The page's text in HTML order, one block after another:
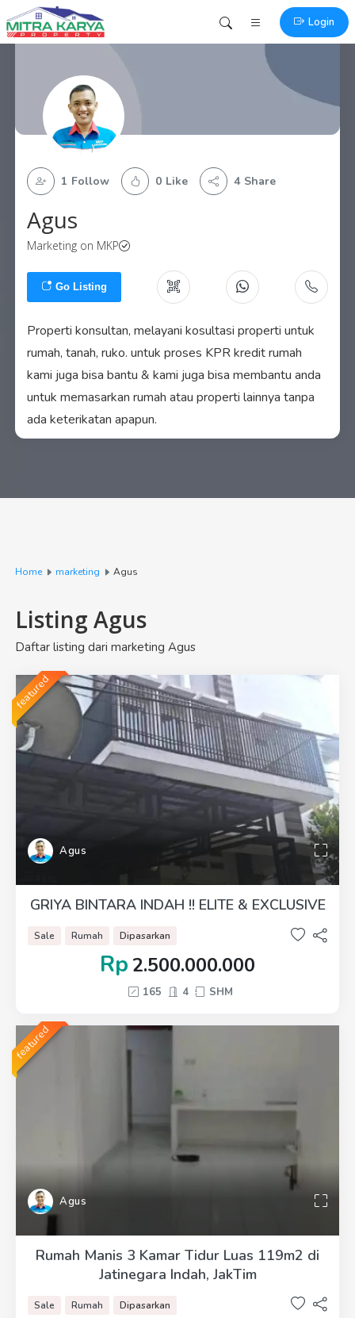
Login
1 Follow 0 Like 4 Share
Agus
Marketing on MKP
Go Listing
Properti konsultan, melayani kosultasi properti untuk
rumah, tanah, ruko. untuk proses KPR kredit rumah
kami juga bisa bantu & kami juga bisa membantu anda
untuk memasarkan rumah atau properti lainnya tanpa
ada keterikatan apapun.
Home marketing Agus
Listing Agus
Daftar listing dari marketing Agus
featured
Agus
GRIYA BINTARA INDAH !! ELITE & EXCLUSIVE
Sale Rumah Dipasarkan
Rp 2.500.000.000
165 4 SHM
featured
Agus
Rumah Manis 3 Kamar Tidur Luas 119m2 di
Jatinegara Indah, JakTim
Sale Rumah Dipasarkan